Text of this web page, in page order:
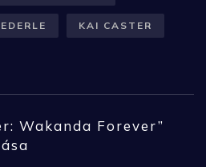
KAI CASTER
Wakanda Forever”